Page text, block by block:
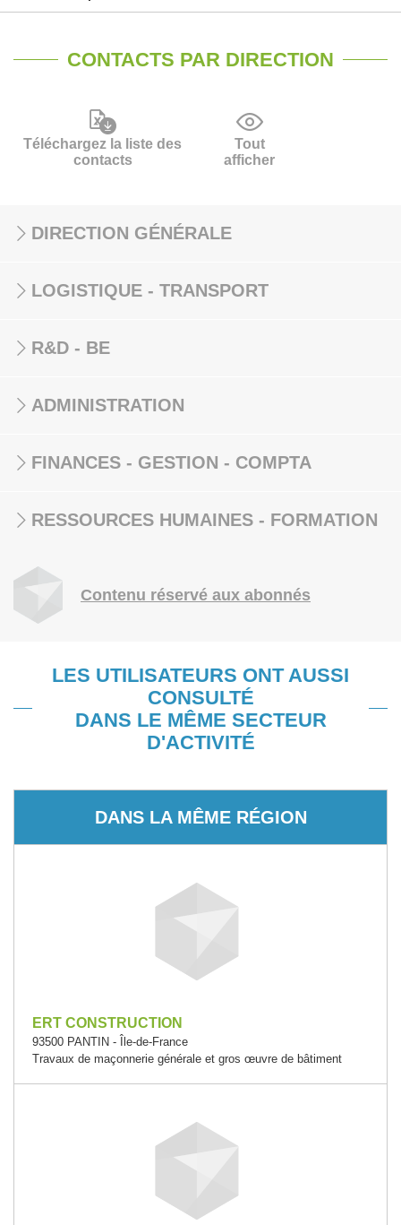
CONTACTS PAR DIRECTION
Téléchargez la liste des
contacts
Tout
afficher
DIRECTION GÉNÉRALE
LOGISTIQUE - TRANSPORT
R&D - BE
ADMINISTRATION
FINANCES - GESTION - COMPTA
RESSOURCES HUMAINES - FORMATION
Contenu réservé aux abonnés
LES UTILISATEURS ONT AUSSI
CONSULTÉ
DANS LE MÊME SECTEUR
D'ACTIVITÉ
DANS LA MÊME RÉGION
ERT CONSTRUCTION
93500 PANTIN - Île-de-France
Travaux de maçonnerie générale et gros œuvre de bâtiment